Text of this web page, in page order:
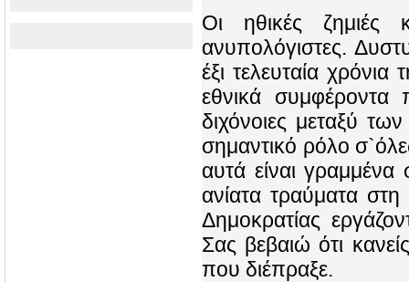
Οι ηθικές
ανυπολόγιστες.
έξι τελευταία χρόνια
εθνικά συμφέροντα
διχόνοιες μεταξύ
σημαντικό ρόλο
αυτά είναι
ανίατα τραύματα
Δημοκρατίας
Σας βεβαιώ ότι
που διέπραξε.